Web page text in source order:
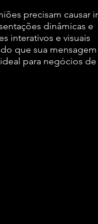
precisam causar
dinâmicas e
interativos e visuais
que sua mensagem
para negócios